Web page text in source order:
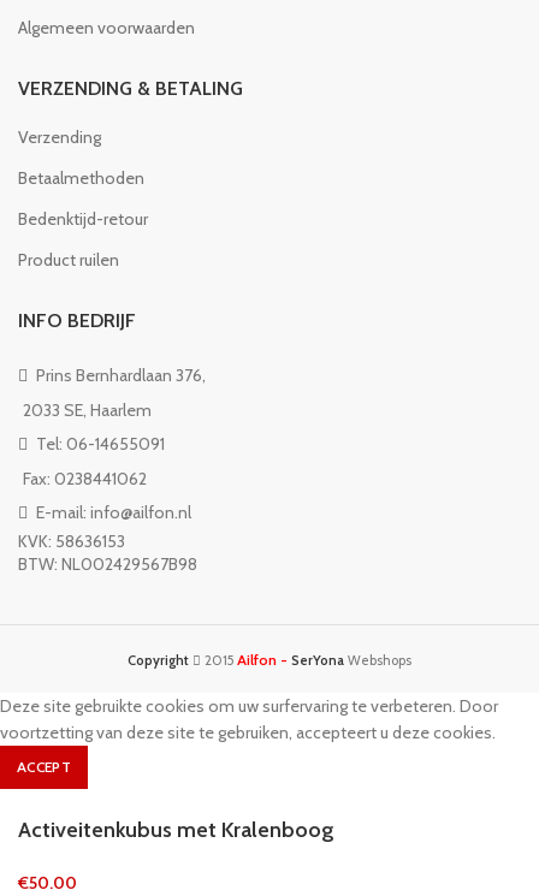
Algemeen voorwaarden
VERZENDING & BETALING
Verzending
Betaalmethoden
Bedenktijd-retour
Product ruilen
INFO BEDRIJF
Prins Bernhardlaan 376,
2033 SE, Haarlem
Tel: 06-14655091
Fax: 0238441062
E-mail: info@ailfon.nl
KVK: 58636153
BTW: NL002429567B98
Copyright 2015 Ailfon - SerYona Webshops
Deze site gebruikte cookies om uw surfervaring te verbeteren. Door
voortzetting van deze site te gebruiken, accepteert u deze cookies.
ACCEPT
Activeitenkubus met Kralenboog
€50.00